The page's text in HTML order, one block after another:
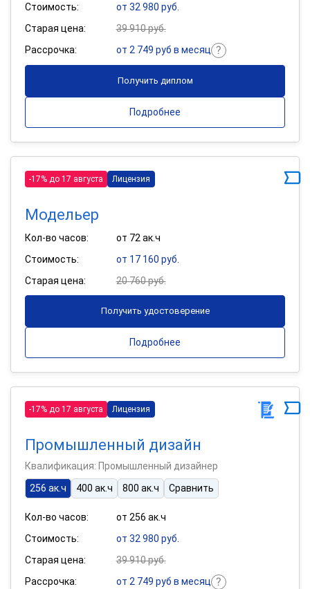
Стоимость:
от 32 980 руб.
Старая цена:
39 910 руб.
Рассрочка:
от 2 749 руб в месяц
Получить диплом
Подробнее
-17% до 17 августа Лицензия
Модельер
Кол-во часов:
от 72 ак.ч
Стоимость:
от 17 160 руб.
Старая цена:
20 760 руб.
Получить удостоверение
Подробнее
-17% до 17 августа Лицензия
Промышленный дизайн
Квалификация: Промышленный дизайнер
256 ак.ч
400 ак.ч 800 ак.ч Сравнить
Кол-во часов:
от 256 ак.ч
Стоимость:
от 32 980 руб.
Старая цена:
39 910 руб.
Рассрочка:
от 2 749 руб в месяц